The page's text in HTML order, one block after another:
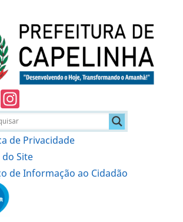
Facebook
de Privacidade
Site
de Informação ao Cidadão